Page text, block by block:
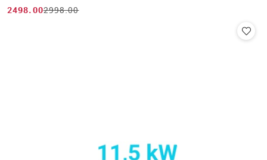
Cena
2498.00
Cena
2998.00